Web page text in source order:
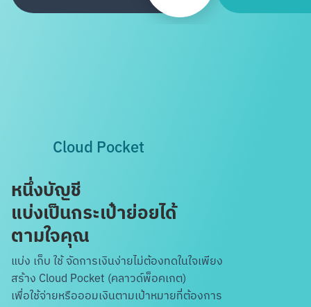
Cloud Pocket
หนึ่งบัญชี
แบ่งเป็นกระเป๋าย่อยได้
ตามใจคุณ
แบ่ง เก็บ ใช้ จัดการเงินง่ายไม่ต้องทดในใจเพียง
สร้าง Cloud Pocket (คลาวด์พ็อคเกต)
เพื่อใช้จ่ายหรือออมเงินตามเป้าหมายที่ต้องการ